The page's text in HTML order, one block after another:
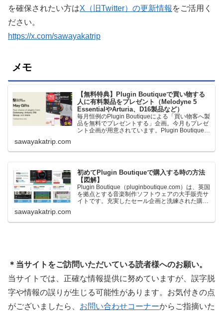
を確保されたい方はX（旧Twitter）の更新情報 をご活用く
ださい。
https://x.com/sawayakatrip
メモ
【無料特典】Plugin Boutiqueで買い物する
人に有料製品をプレゼント（Melodyne 5
EssentialやArturia、D16製品など）
毎月恒例のPlugin Boutiqueによる「買い物客へ製
品を無料でプレゼントする」企画。今月もプレゼ
ント企画が用意されています。Plugin Boutiqueで
ます。＊無料配布終了予定日：日本時間：
sawayakatrip.com
初めてPlugin Boutiqueで購入する時の方法
【図解】
Plugin Boutique（pluginboutique.com）は、英国
を拠点とする音楽制作ソフトウェアの大手販売サ
イトです。充実したセール企画と洗練された購入
に知っておきたいこと価格表示に…
sawayakatrip.com
＊当サイトをご訪問いただいている読者様へのお願い。
当サイトでは、正確な情報提供に努めていますが、誤字脱
字や情報の誤りが生じる可能性があります。お気付きの点
がございましたら、 お問い合わせコーナーからご指摘いた